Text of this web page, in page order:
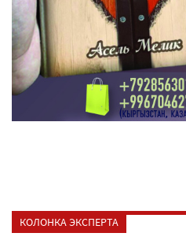
КОЛОНКА ЭКСПЕРТА